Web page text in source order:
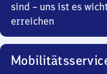
sind – uns ist es
erreichen